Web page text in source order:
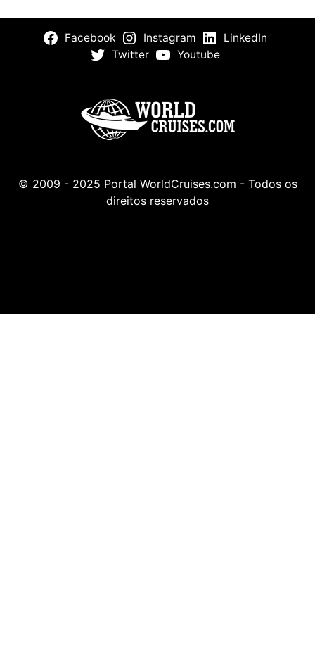
Facebook Instagram
LinkedIn
Twitter
Youtube
© 2009 - 2025 Portal WorldCruises.com - Todos os
direitos reservados